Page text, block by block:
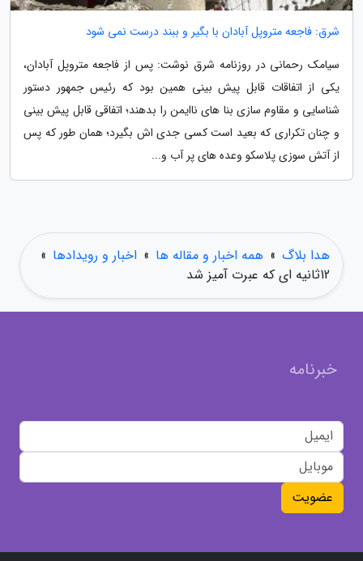
شرق: فاجعه متروپل آبادان با بگیر و ببند درست نمی شود
سیامک رحمانی در روزنامه شرق نوشت: پس از فاجعه متروپل آبادان،
یکی از اتفاقات قابل پیش بینی همین بود که رئیس جمهور دستور
شناسایی و مقاوم سازی بنا های ناایمن را بدهند؛ اتفاقی قابل پیش بینی
و چنان تکراری که بعید است کسی جدی اش بگیرد؛ همان طور که پس
از آتش سوزی پلاسکو وعده های پر آب و...
هدا بلاگ » همه اخبار و مقاله ها » اخبار و رویدادها »
12ثانیه ای که عبرت آمیز شد
خبرنامه
عضویت